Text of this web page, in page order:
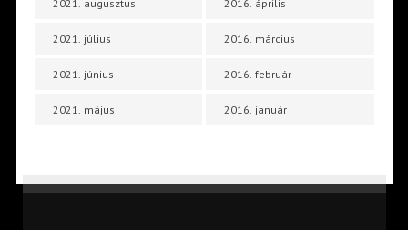
2021. augusztus
2021. július
2021. június
2021. május
2016. április
2016. március
2016. február
2016. január